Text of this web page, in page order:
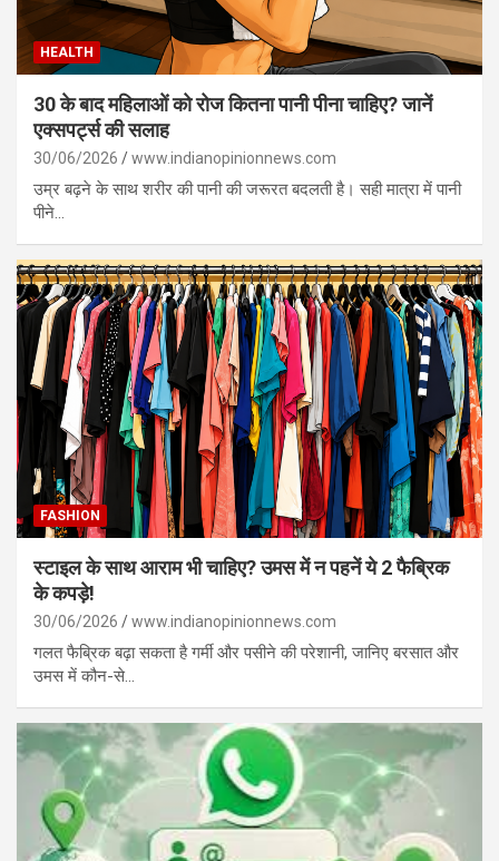
HEALTH
30 के बाद महिलाओं को रोज कितना पानी पीना चाहिए? जानें
एक्सपर्ट्स की सलाह
30/06/2026 www.indianopinionnews.com
उम्र बढ़ने के साथ शरीर की पानी की जरूरत बदलती है। सही मात्रा में पानी
पीने…
FASHION
स्टाइल के साथ आराम भी चाहिए? उमस में न पहनें ये 2 फैब्रिक
के कपड़े!
30/06/2026 www.indianopinionnews.com
गलत फैब्रिक बढ़ा सकता है गर्मी और पसीने की परेशानी, जानिए बरसात और
उमस में कौन-से…